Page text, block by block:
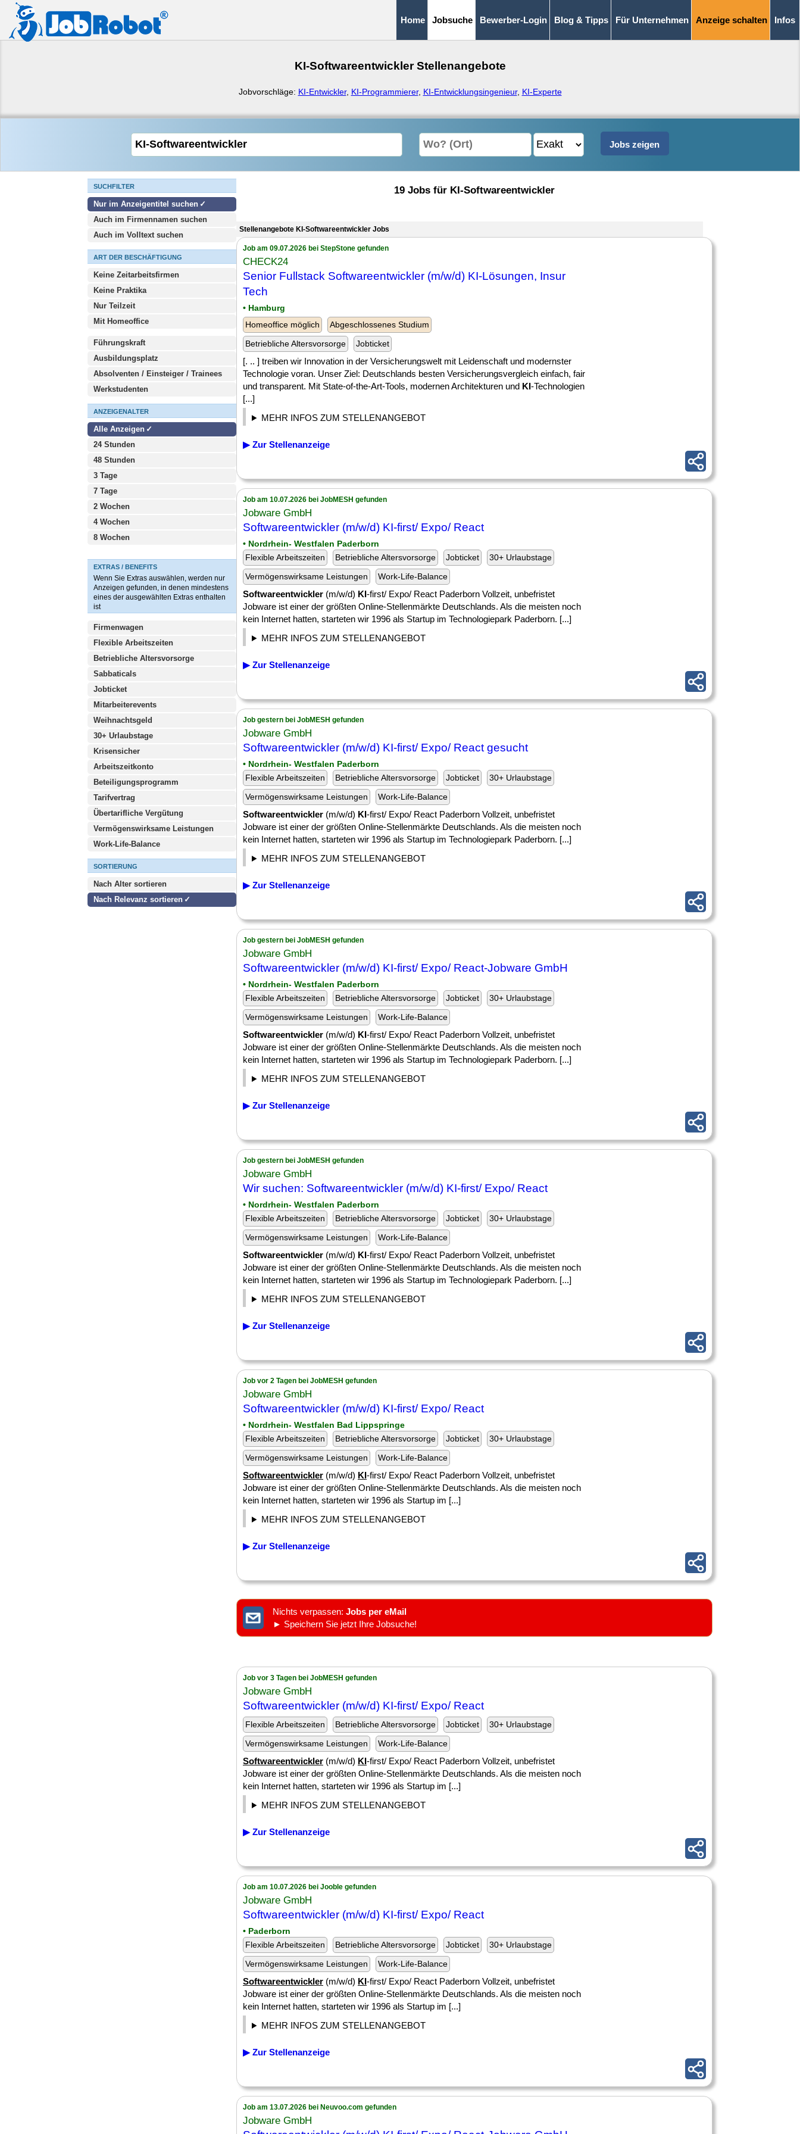
Home Jobsuche Bewerber-Login Blog & Tipps Für Unternehmen Anzeige schalten Infos
KI-Softwareentwickler Stellenangebote
Jobvorschläge: KI-Entwickler, KI-Programmierer, KI-Entwicklungsingenieur, KI-Experte
SUCHFILTER
Nur im Anzeigentitel suchen
Auch im Firmennamen suchen
Auch im Volltext suchen
ART DER BESCHÄFTIGUNG
Keine Zeitarbeitsfirmen
Keine Praktika
Nur Teilzeit
Mit Homeoffice
Führungskraft
Ausbildungsplatz
Absolventen / Einsteiger / Trainees
Werkstudenten
ANZEIGENALTER
Alle Anzeigen
24 Stunden
48 Stunden
3 Tage
7 Tage
2 Wochen
4 Wochen
8 Wochen
EXTRAS / BENEFITS
Wenn Sie Extras auswählen, werden nur
Anzeigen gefunden, in denen mindestens
eines der ausgewählten Extras enthalten
ist
Firmenwagen
Flexible Arbeitszeiten
Betriebliche Altersvorsorge
Sabbaticals
Jobticket
Mitarbeiterevents
Weihnachtsgeld
30+ Urlaubstage
Krisensicher
Arbeitszeitkonto
Beteiligungsprogramm
Tarifvertrag
Übertarifliche Vergütung
Vermögenswirksame Leistungen
Work-Life-Balance
SORTIERUNG
Nach Alter sortieren
Nach Relevanz sortieren
19 Jobs für KI-Softwareentwickler
Stellenangebote KI-Softwareentwickler Jobs
Job am 09.07.2026 bei StepStone gefunden
CHECK24
Senior Fullstack Softwareentwickler (m/w/d) KI-Lösungen, Insur
Tech
• Hamburg
Homeoffice möglich
Abgeschlossenes Studium
Betriebliche Altersvorsorge
Jobticket
[. .. ] treiben wir Innovation in der Versicherungswelt mit Leidenschaft und modernster
Technologie voran. Unser Ziel: Deutschlands besten Versicherungsvergleich einfach, fair
und transparent. Mit State-of-the-Art-Tools, modernen Architekturen und KI-Technologien
[...]
MEHR INFOS ZUM STELLENANGEBOT
▶ Zur Stellenanzeige
Job am 10.07.2026 bei JobMESH gefunden
Jobware GmbH
Softwareentwickler (m/w/d) KI-first/ Expo/ React
• Nordrhein- Westfalen Paderborn
Flexible Arbeitszeiten
Betriebliche Altersvorsorge Jobticket
30+ Urlaubstage
Vermögenswirksame Leistungen
Work-Life-Balance
Softwareentwickler (m/w/d) KI-first/ Expo/ React Paderborn Vollzeit, unbefristet
Jobware ist einer der größten Online-Stellenmärkte Deutschlands. Als die meisten noch
kein Internet hatten, starteten wir 1996 als Startup im Technologiepark Paderborn. [...]
MEHR INFOS ZUM STELLENANGEBOT
▶ Zur Stellenanzeige
Job gestern bei JobMESH gefunden
Jobware GmbH
Softwareentwickler (m/w/d) KI-first/ Expo/ React gesucht
• Nordrhein- Westfalen Paderborn
Flexible Arbeitszeiten
Betriebliche Altersvorsorge Jobticket
30+ Urlaubstage
Vermögenswirksame Leistungen
Work-Life-Balance
Softwareentwickler (m/w/d) KI-first/ Expo/ React Paderborn Vollzeit, unbefristet
Jobware ist einer der größten Online-Stellenmärkte Deutschlands. Als die meisten noch
kein Internet hatten, starteten wir 1996 als Startup im Technologiepark Paderborn. [...]
MEHR INFOS ZUM STELLENANGEBOT
▶ Zur Stellenanzeige
Job gestern bei JobMESH gefunden
Jobware GmbH
Softwareentwickler (m/w/d) KI-first/ Expo/ React-Jobware GmbH
• Nordrhein- Westfalen Paderborn
Flexible Arbeitszeiten
Betriebliche Altersvorsorge Jobticket
30+ Urlaubstage
Vermögenswirksame Leistungen
Work-Life-Balance
Softwareentwickler (m/w/d) KI-first/ Expo/ React Paderborn Vollzeit, unbefristet
Jobware ist einer der größten Online-Stellenmärkte Deutschlands. Als die meisten noch
kein Internet hatten, starteten wir 1996 als Startup im Technologiepark Paderborn. [...]
MEHR INFOS ZUM STELLENANGEBOT
▶ Zur Stellenanzeige
Job gestern bei JobMESH gefunden
Jobware GmbH
Wir suchen: Softwareentwickler (m/w/d) KI-first/ Expo/ React
• Nordrhein- Westfalen Paderborn
Flexible Arbeitszeiten
Betriebliche Altersvorsorge Jobticket
30+ Urlaubstage
Vermögenswirksame Leistungen
Work-Life-Balance
Softwareentwickler (m/w/d) KI-first/ Expo/ React Paderborn Vollzeit, unbefristet
Jobware ist einer der größten Online-Stellenmärkte Deutschlands. Als die meisten noch
kein Internet hatten, starteten wir 1996 als Startup im Technologiepark Paderborn. [...]
MEHR INFOS ZUM STELLENANGEBOT
▶ Zur Stellenanzeige
Job vor 2 Tagen bei JobMESH gefunden
Jobware GmbH
Softwareentwickler (m/w/d) KI-first/ Expo/ React
• Nordrhein- Westfalen Bad Lippspringe
Flexible Arbeitszeiten
Betriebliche Altersvorsorge Jobticket
30+ Urlaubstage
Vermögenswirksame Leistungen
Work-Life-Balance
Softwareentwickler (m/w/d) KI-first/ Expo/ React Paderborn Vollzeit, unbefristet
Jobware ist einer der größten Online-Stellenmärkte Deutschlands. Als die meisten noch
kein Internet hatten, starteten wir 1996 als Startup im [...]
MEHR INFOS ZUM STELLENANGEBOT
▶ Zur Stellenanzeige
Nichts verpassen: Jobs per eMail
► Speichern Sie jetzt Ihre Jobsuche!
Job vor 3 Tagen bei JobMESH gefunden
Jobware GmbH
Softwareentwickler (m/w/d) KI-first/ Expo/ React
Flexible Arbeitszeiten Betriebliche Altersvorsorge Jobticket
30+ Urlaubstage
Vermögenswirksame Leistungen
Work-Life-Balance
Softwareentwickler (m/w/d) KI-first/ Expo/ React Paderborn Vollzeit, unbefristet
Jobware ist einer der größten Online-Stellenmärkte Deutschlands. Als die meisten noch
kein Internet hatten, starteten wir 1996 als Startup im [...]
MEHR INFOS ZUM STELLENANGEBOT
▶ Zur Stellenanzeige
Job am 10.07.2026 bei Jooble gefunden
Jobware GmbH
Softwareentwickler (m/w/d) KI-first/ Expo/ React
• Paderborn
Flexible Arbeitszeiten
Betriebliche Altersvorsorge Jobticket
30+ Urlaubstage
Vermögenswirksame Leistungen
Work-Life-Balance
Softwareentwickler (m/w/d) KI-first/ Expo/ React Paderborn Vollzeit, unbefristet
Jobware ist einer der größten Online-Stellenmärkte Deutschlands. Als die meisten noch
kein Internet hatten, starteten wir 1996 als Startup im [...]
MEHR INFOS ZUM STELLENANGEBOT
▶ Zur Stellenanzeige
Job am 13.07.2026 bei Neuvoo.com gefunden
Jobware GmbH